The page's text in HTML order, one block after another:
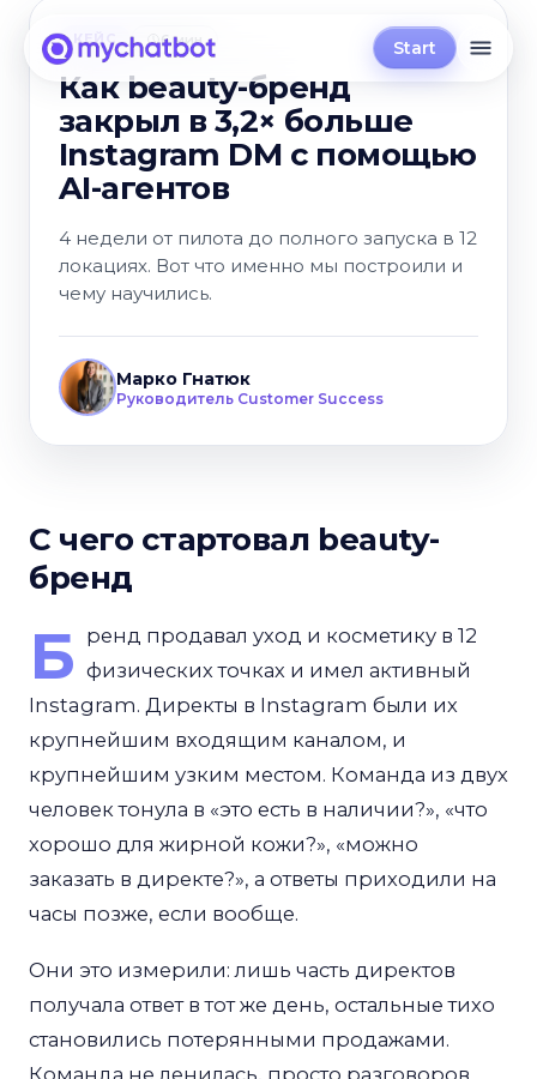
Start
КЕЙС 6 мин
Как beauty-бренд
закрыл в 3,2× больше
Instagram DM с помощью
AI-агентов
4 недели от пилота до полного запуска в 12
локациях. Вот что именно мы построили и
чему научились.
Марко Гнатюк
Руководитель Customer Success
С чего стартовал beauty-
бренд
Б ренд продавал уход и косметику в 12
физических точках и имел активный
Instagram. Директы в Instagram были их
крупнейшим входящим каналом, и
крупнейшим узким местом. Команда из двух
человек тонула в «это есть в наличии?», «что
хорошо для жирной кожи?», «можно
заказать в директе?», а ответы приходили на
часы позже, если вообще.
Они это измерили: лишь часть директов
получала ответ в тот же день, остальные тихо
становились потерянными продажами.
Команда не ленилась, просто разговоров